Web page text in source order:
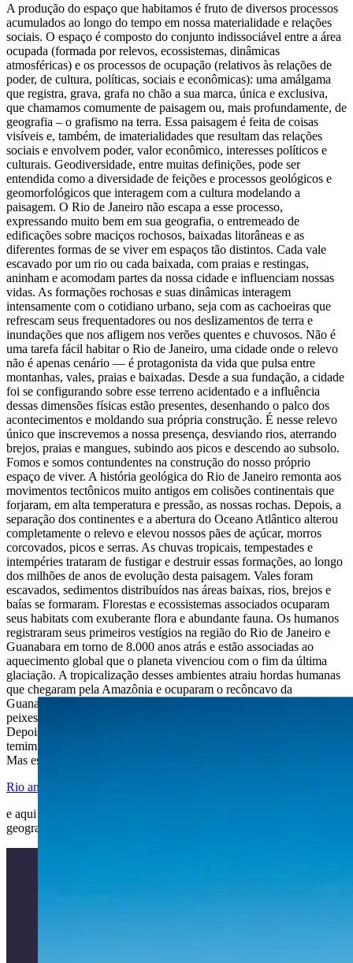
A produção do espaço que habitamos é fruto de diversos processos
acumulados ao longo do tempo em nossa materialidade e relações
sociais. O espaço é composto do conjunto indissociável entre a área
ocupada (formada por relevos, ecossistemas, dinâmicas
atmosféricas) e os processos de ocupação (relativos às relações de
poder, de cultura, políticas, sociais e econômicas): uma amálgama
que registra, grava, grafa no chão a sua marca, única e exclusiva,
que chamamos comumente de paisagem ou, mais profundamente, de
geografia – o grafismo na terra. Essa paisagem é feita de coisas
visíveis e, também, de imaterialidades que resultam das relações
sociais e envolvem poder, valor econômico, interesses políticos e
culturais. Geodiversidade, entre muitas definições, pode ser
entendida como a diversidade de feições e processos geológicos e
geomorfológicos que interagem com a cultura modelando a
paisagem. O Rio de Janeiro não escapa a esse processo,
expressando muito bem em sua geografia, o entremeado de
edificações sobre maciços rochosos, baixadas litorâneas e as
diferentes formas de se viver em espaços tão distintos. Cada vale
escavado por um rio ou cada baixada, com praias e restingas,
aninham e acomodam partes da nossa cidade e influenciam nossas
vidas. As formações rochosas e suas dinâmicas interagem
intensamente com o cotidiano urbano, seja com as cachoeiras que
refrescam seus frequentadores ou nos deslizamentos de terra e
inundações que nos afligem nos verões quentes e chuvosos. Não é
uma tarefa fácil habitar o Rio de Janeiro, uma cidade onde o relevo
não é apenas cenário — é protagonista da vida que pulsa entre
montanhas, vales, praias e baixadas. Desde a sua fundação, a cidade
foi se configurando sobre esse terreno acidentado e a influência
dessas dimensões físicas estão presentes, desenhando o palco dos
acontecimentos e moldando sua própria construção. É nesse relevo
único que inscrevemos a nossa presença, desviando rios, aterrando
brejos, praias e mangues, subindo aos picos e descendo ao subsolo.
Fomos e somos contundentes na construção do nosso próprio
espaço de viver. A história geológica do Rio de Janeiro remonta aos
movimentos tectônicos muito antigos em colisões continentais que
forjaram, em alta temperatura e pressão, as nossas rochas. Depois, a
separação dos continentes e a abertura do Oceano Atlântico alterou
completamente o relevo e elevou nossos pães de açúcar, morros
corcovados, picos e serras. As chuvas tropicais, tempestades e
intempéries trataram de fustigar e destruir essas formações, ao longo
dos milhões de anos de evolução desta paisagem. Vales foram
escavados, sedimentos distribuídos nas áreas baixas, rios, brejos e
baías se formaram. Florestas e ecossistemas associados ocuparam
seus habitats com exuberante flora e abundante fauna. Os humanos
registraram seus primeiros vestígios na região do Rio de Janeiro e
Guanabara em torno de 8.000 anos atrás e estão associadas ao
aquecimento global que o planeta vivenciou com o fim da última
glaciação. A tropicalização desses ambientes atraiu hordas humanas
que chegaram pela Amazônia e ocuparam o recôncavo da
Guanabara dada a sua abundância de recursos: mangues, brejos,
peixes, crustáceos, água doce de vários rios que chegavam na baía.
Depois desses povos pré-históricos vieram os tupinambás,
temiminós e demais nações indígenas que ocuparam nosso território.
Mas esse relato histórico já está na galeria
Rio antes do Rio
e aqui vamos nos ocupar da dimensão espacial dos fatos pensando a
geografia desses processos.